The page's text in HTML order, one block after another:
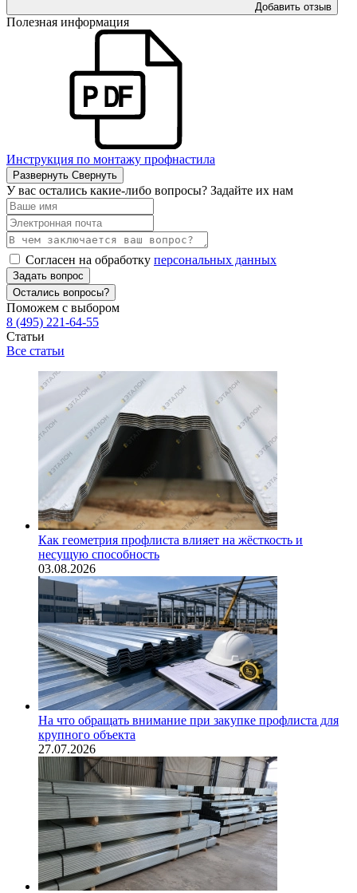
Добавить отзыв
Полезная информация
Инструкция по монтажу профнастила
Развернуть Свернуть
У вас остались какие-либо вопросы? Задайте их нам
Согласен на обработку персональных данных
Задать вопрос
Остались вопросы?
Поможем с выбором
8 (495) 221-64-55
Статьи
Все статьи
Как геометрия профлиста влияет на жёсткость и
несущую способность
03.08.2026
На что обращать внимание при закупке профлиста для
крупного объекта
27.07.2026